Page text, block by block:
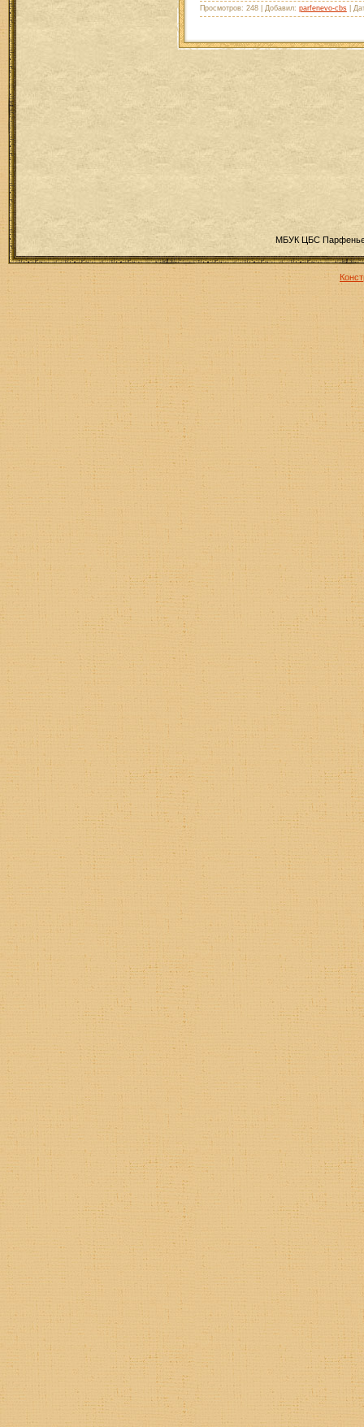
Просмотров: 248 | Добавил: parfenevo-cbs|
МБУК ЦБС